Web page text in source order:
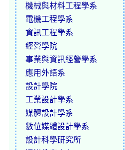
機械與材料工程學系
電機工程學系
資訊工程學系
經營學院
事業與資訊經營學系
應用外語系
設計學院
工業設計學系
媒體設計學系
數位媒體設計學系
設計科學研究所